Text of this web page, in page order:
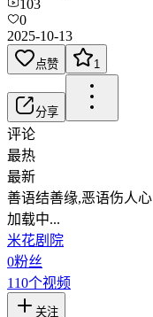
103
0
2025-10-13
点赞 1
分享
评论
最热
最新
善语结善缘,恶语伤人心
加载中...
米花剧院
0粉丝
110个视频
关注